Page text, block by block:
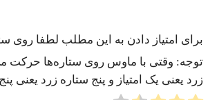
برای امتیاز دادن به این مطلب لطفا روی
توجه: وقتی با ماوس روی ستاره‌ها حرکت
زرد یعنی یک امتیاز و پنج ستاره زرد یعنی پنج